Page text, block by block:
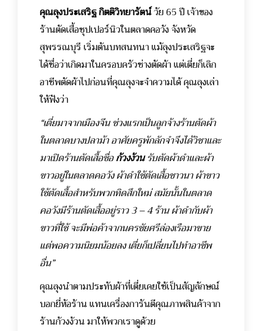
คุณลุงประเสริฐ กิตติวิทยารัตน์วัย 65 ปี เจ้าของ
ร้านตัดเสื้อซุปเปอร์นิวในตลาดคอวัง จังหวัด
สุพรรณบุรี เริ่มต้นบทสนทนา แม้ลุงประเสริฐจะ
ได้ชื่อว่าเกิดมาในครอบครัวช่างตัดผ้า แต่เตี่ยก็เลิก
อาชีพตัดผ้าไปก่อนที่คุณลุงจะจำความได้ คุณลุงเล่า
ให้ฟังว่า
“เตี่ยมาจากเมืองจีน ช่วงแรกเป็นลูกจ้างร้านตัดผ้า
ในตลาดบางปลาม้า อาศัยครูพักลักจำจึงได้วิชาและ
มาเปิดร้านตัดเสื้อชื่อก้วงง้วนรับตัดผ้าดำและผ้า
ขาวอยู่ในตลาดคอวัง ผ้าดำใช้ตัดเสื้อชาวนา ผ้าขาว
ใช้ตัดเสื้อสำหรับพวกทิดสึกใหม่ สมัยนั้นในตลาด
คอวังมีร้านตัดเสื้ออยู่ราว 3 – 4 ร้าน ผ้าดำกับผ้า
ขาวที่ใช้ จะมีพ่อค้าจากนครชัยศรีล่องเรือมาขาย
แต่พอความนิยมน้อยลง เตี่ยก็เปลี่ยนไปทำอาชีพ
อื่น”
คุณลุงนำตามประทับผ้าที่เตี่ยเคยใช้เป็นสัญลักษณ์
บอกยี่ห้อร้าน แทนเครื่องการันตีคุณภาพสินค้าจาก
ร้านก้วงง้วน มาให้พวกเราดูด้วย